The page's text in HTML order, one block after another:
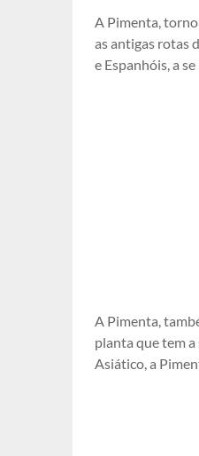
A Pimenta,
as antigas rotas
e Espanhóis, a
A Pimenta,
planta que tem
Asiático, a